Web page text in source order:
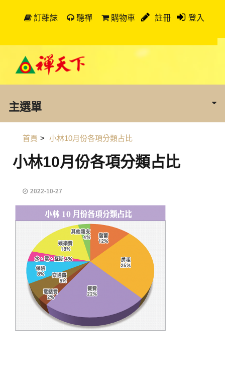
訂雜誌 聽禪 購物車 註冊 登入
主選單
首頁 > 小林10月份各項分類占比
小林10月份各項分類占比
2022-10-27